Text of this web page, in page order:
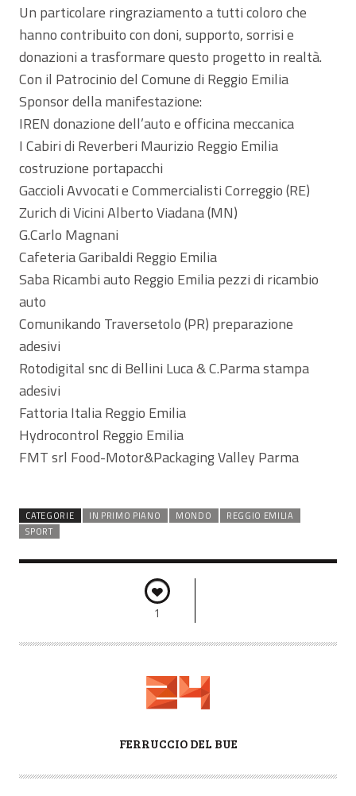
Un particolare ringraziamento a tutti coloro che
hanno contribuito con doni, supporto, sorrisi e
donazioni a trasformare questo progetto in realtà.
Con il Patrocinio del Comune di Reggio Emilia
Sponsor della manifestazione:
IREN donazione dell’auto e officina meccanica
I Cabiri di Reverberi Maurizio Reggio Emilia
costruzione portapacchi
Gaccioli Avvocati e Commercialisti Correggio (RE)
Zurich di Vicini Alberto Viadana (MN)
G.Carlo Magnani
Cafeteria Garibaldi Reggio Emilia
Saba Ricambi auto Reggio Emilia pezzi di ricambio
auto
Comunikando Traversetolo (PR) preparazione
adesivi
Rotodigital snc di Bellini Luca & C.Parma stampa
adesivi
Fattoria Italia Reggio Emilia
Hydrocontrol Reggio Emilia
FMT srl Food-Motor&Packaging Valley Parma
CATEGORIE IN PRIMO PIANO MONDO
REGGIO EMILIA
SPORT
1
T
FERRUCCIO DEL BUE